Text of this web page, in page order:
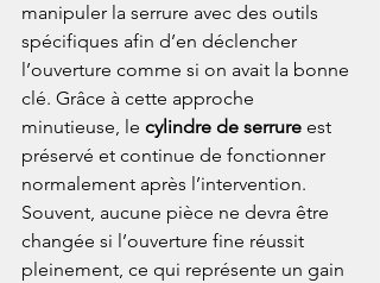
manipuler la serrure avec des outils
spécifiques afin d’en déclencher
l’ouverture comme si on avait la bonne
clé. Grâce à cette approche
minutieuse, le cylindre de serrure est
préservé et continue de fonctionner
normalement après l’intervention.
Souvent, aucune pièce ne devra être
changée si l’ouverture fine réussit
pleinement, ce qui représente un gain